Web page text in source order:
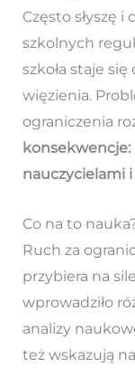
Często słyszę
szkolnych
szkoła staje
więzienia.
ograniczenia
konsekwencje:
nauczycielami
Co na to
Ruch za
przybiera na
wprowadziło
analizy
też wskazują